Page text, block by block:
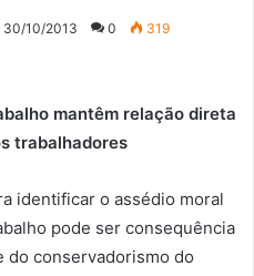
30/10/2013 0 319
mantêm relação direta
trabalhadores
identificar o assédio moral
pode ser consequência
do conservadorismo do